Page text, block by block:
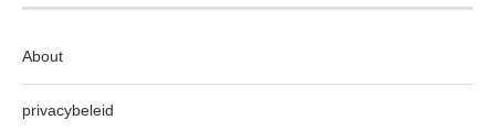
About
privacybeleid